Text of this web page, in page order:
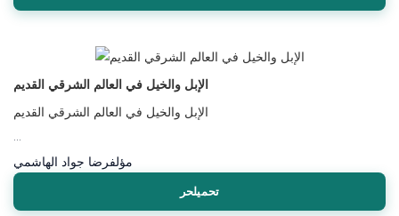
الإبل والخيل في العالم الشرقي القديم
الإبل والخيل في العالم الشرقي القديم
مؤلفرضا جواد الهاشمي
تحميلحر